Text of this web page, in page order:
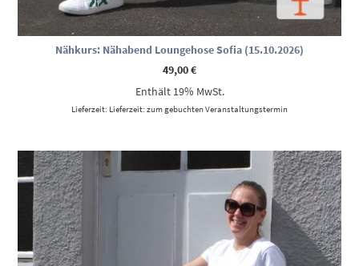
Nähkurs: Nähabend Loungehose Sofia (15.10.2026)
49,00€
Enthält 19% MwSt.
Lieferzeit: Lieferzeit: zum gebuchten Veranstaltungstermin